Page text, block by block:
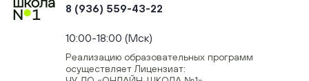
8 (936) 559-43-22
10:00-18:00 (Мск)
Реализацию образовательных программ
осуществляет Лицензиат: